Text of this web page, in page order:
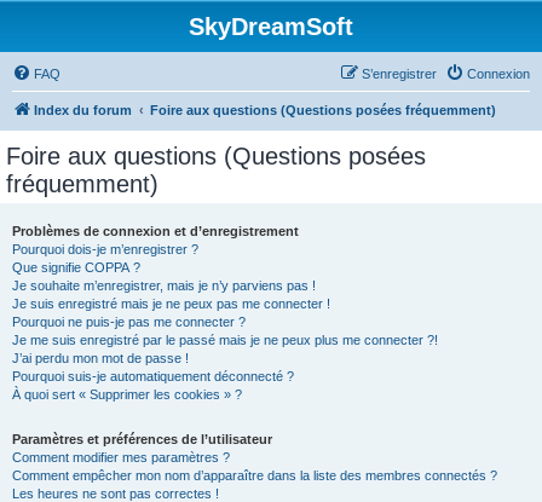
SkyDreamSoft
FAQ Connexion
S’enregistrer
Index du forum Foire aux questions (Questions posées fréquemment)
Foire aux questions (Questions posées
fréquemment)
Problèmes de connexion et d’enregistrement
Pourquoi dois-je m’enregistrer ?
Que signifie COPPA ?
Je souhaite m’enregistrer, mais je n’y parviens pas !
Je suis enregistré mais je ne peux pas me connecter !
Pourquoi ne puis-je pas me connecter ?
Je me suis enregistré par le passé mais je ne peux plus me connecter ?!
J’ai perdu mon mot de passe !
Pourquoi suis-je automatiquement déconnecté ?
À quoi sert « Supprimer les cookies » ?
Paramètres et préférences de l’utilisateur
Comment modifier mes paramètres ?
Comment empêcher mon nom d’apparaître dans la liste des membres connectés ?
Les heures ne sont pas correctes !